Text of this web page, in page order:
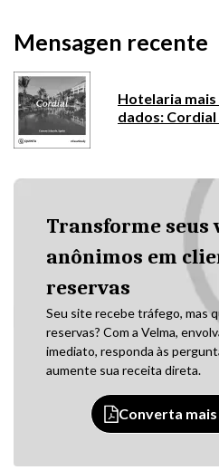
Mensagen recente
Hotelaria
dados:
Transforme
anônimos em
reservas
Seu site recebe tráfego, mas
reservas? Com a Velma,
imediato, responda às
aumente sua receita direta.
Converta